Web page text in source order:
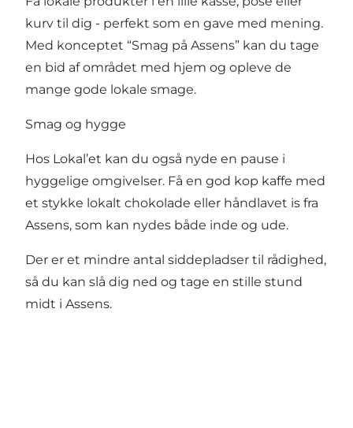
kurv til dig - perfekt som en gave med mening.
Med konceptet “Smag på Assens” kan du tage
en bid af området med hjem og opleve de
mange gode lokale smage.
Smag og hygge
Hos Lokal’et kan du også nyde en pause i
hyggelige omgivelser. Få en god kop kaffe med
et stykke lokalt chokolade eller håndlavet is fra
Assens, som kan nydes både inde og ude.
Der er et mindre antal siddepladser til rådighed,
så du kan slå dig ned og tage en stille stund
midt i Assens.